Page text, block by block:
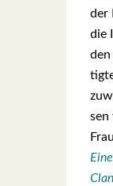
der
die
sen